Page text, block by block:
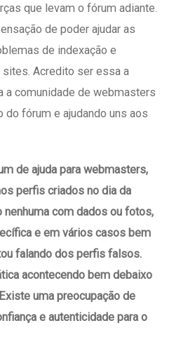
que levam o fórum adiante.
de poder ajudar as
de indexação e
Acredito ser essa a
a comunidade de webmasters
do fórum e ajudando uns aos
de ajuda para webmasters,
perfis criados no dia da
nenhuma com dados ou fotos,
e em vários casos bem
falando dos perfis falsos.
acontecendo bem debaixo
uma preocupação de
e autenticidade para o